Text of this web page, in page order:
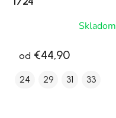
Skladom
od €44,90
24 29 31 33